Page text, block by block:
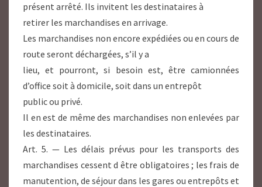
présent arrêté. Ils invitent les destinataires à
retirer les marchandises en arrivage.
Les marchandises non encore expédiées ou en cours de
route seront déchargées, s’il y a
lieu, et pourront, si besoin est, être camionnées
d’office soit à domicile, soit dans un entrepôt
public ou privé.
Il en est de même des marchandises non enlevées par
les destinataires.
Art. 5. — Les délais prévus pour les transports des
marchandises cessent d être obligatoires ; les frais de
manutention, de séjour dans les gares ou entrepôts et